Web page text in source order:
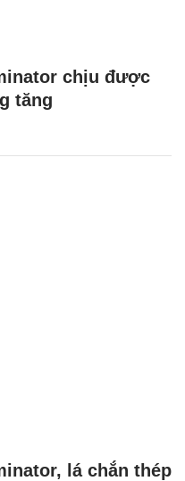
chịu được
tăng
lá chắn thép